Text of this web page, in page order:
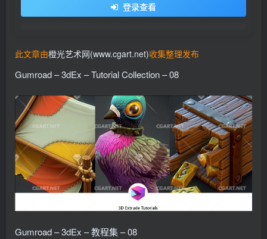
登录查看
此文章由橙光艺术网(www.cgart.net)收集整理发布
Gumroad – 3dEx – Tutorial Collection – 08
Gumroad – 3dEx – 教程集 – 08
用户名/手机号/邮箱
记住登录 找回密码
社交账号登录
QQ登录